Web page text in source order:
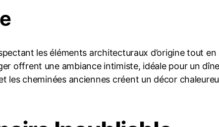
les éléments architecturaux d’origine tout
offrent une ambiance intimiste, idéale pour un
les cheminées anciennes créent un décor